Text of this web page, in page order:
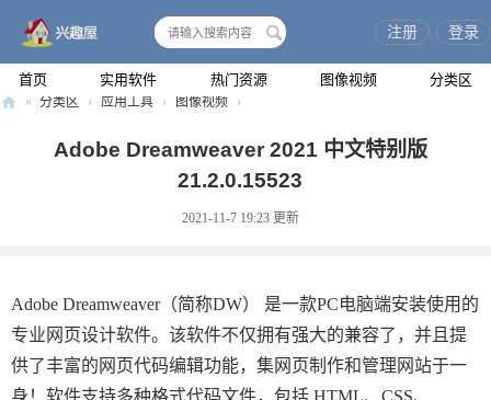
首页 实用软件 热门资源 图像视频 分类区
注册 登录
» 分类区 › 应用工具 › 图像视频 ›
Adobe Dreamweaver 2021 中文特别版
21.2.0.15523
2021-11-7 19:23 更新
Adobe Dreamweaver（简称DW） 是一款PC电脑端安装使用的
专业网页设计软件。该软件不仅拥有强大的兼容了，并且提
供了丰富的网页代码编辑功能，集网页制作和管理网站于一
身！软件支持多种格式代码文件，包括 HTML、CSS、